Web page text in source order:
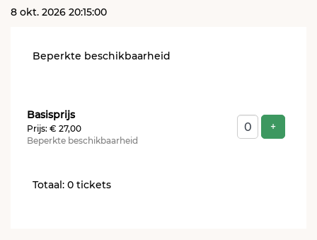
8 okt. 2026 20:15:00
Beperkte beschikbaarheid
Basisprijs
Prijs: € 27,00
Beperkte beschikbaarheid
+Voeg
Totaal: 0 tickets